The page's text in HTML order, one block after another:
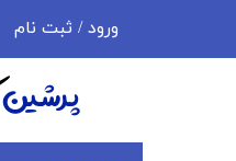
ورود / ثبت نام
حساب کاربری من
تغییر گذر واژه
سفارشات
پرشین